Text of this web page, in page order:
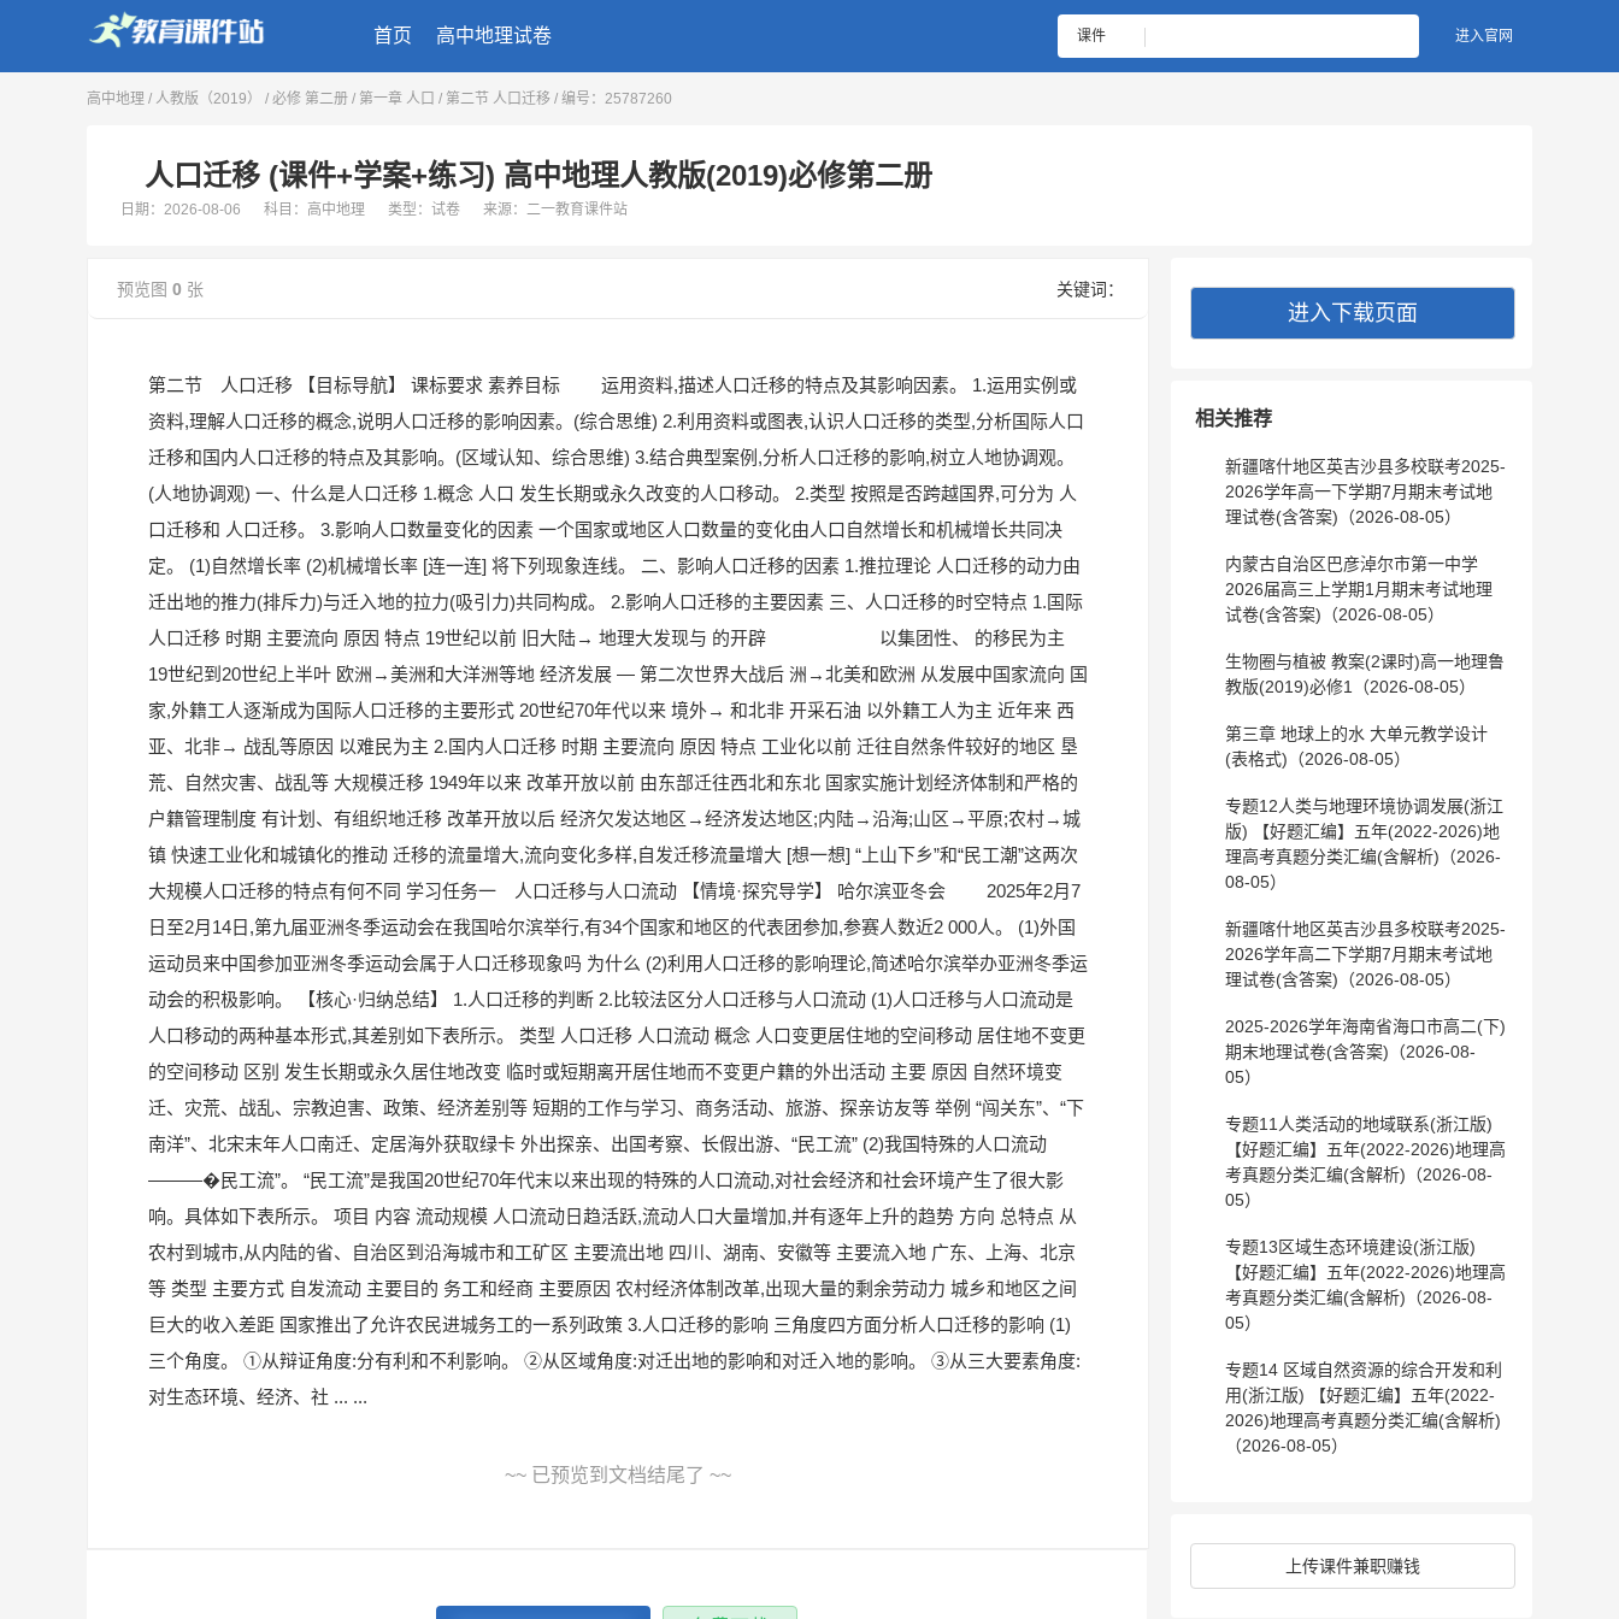
首页 高中地理试卷 进入官网
课件
高中地理 / 人教版（2019） / 必修 第二册 / 第一章 人口 / 第二节 人口迁移 / 编号：25787260
人口迁移 (课件+学案+练习) 高中地理人教版(2019)必修第二册
日期：2026-08-06 科目：高中地理 类型：试卷 来源：二一教育课件站
关键词：
预览图 0 张
第二节 人口迁移 【目标导航】 课标要求 素养目标 运用资料,描述人口迁移的特点及其影响因素。 1.运用实例或
资料,理解人口迁移的概念,说明人口迁移的影响因素。(综合思维) 2.利用资料或图表,认识人口迁移的类型,分析国际人口
迁移和国内人口迁移的特点及其影响。(区域认知、综合思维) 3.结合典型案例,分析人口迁移的影响,树立人地协调观。
(人地协调观) 一、什么是人口迁移 1.概念 人口 发生长期或永久改变的人口移动。 2.类型 按照是否跨越国界,可分为 人
口迁移和 人口迁移。 3.影响人口数量变化的因素 一个国家或地区人口数量的变化由人口自然增长和机械增长共同决
定。 (1)自然增长率 (2)机械增长率 [连一连] 将下列现象连线。 二、影响人口迁移的因素 1.推拉理论 人口迁移的动力由
迁出地的推力(排斥力)与迁入地的拉力(吸引力)共同构成。 2.影响人口迁移的主要因素 三、人口迁移的时空特点 1.国际
人口迁移 时期 主要流向 原因 特点 19世纪以前 旧大陆→ 地理大发现与 的开辟 以集团性、 的移民为主
19世纪到20世纪上半叶 欧洲→美洲和大洋洲等地 经济发展 — 第二次世界大战后 洲→北美和欧洲 从发展中国家流向 国
家,外籍工人逐渐成为国际人口迁移的主要形式 20世纪70年代以来 境外→ 和北非 开采石油 以外籍工人为主 近年来 西
亚、北非→ 战乱等原因 以难民为主 2.国内人口迁移 时期 主要流向 原因 特点 工业化以前 迁往自然条件较好的地区 垦
荒、自然灾害、战乱等 大规模迁移 1949年以来 改革开放以前 由东部迁往西北和东北 国家实施计划经济体制和严格的
户籍管理制度 有计划、有组织地迁移 改革开放以后 经济欠发达地区→经济发达地区;内陆→沿海;山区→平原;农村→城
镇 快速工业化和城镇化的推动 迁移的流量增大,流向变化多样,自发迁移流量增大 [想一想] “上山下乡”和“民工潮”这两次
大规模人口迁移的特点有何不同 学习任务一 人口迁移与人口流动 【情境·探究导学】 哈尔滨亚冬会 2025年2月7
日至2月14日,第九届亚洲冬季运动会在我国哈尔滨举行,有34个国家和地区的代表团参加,参赛人数近2 000人。 (1)外国
运动员来中国参加亚洲冬季运动会属于人口迁移现象吗 为什么 (2)利用人口迁移的影响理论,简述哈尔滨举办亚洲冬季运
动会的积极影响。 【核心·归纳总结】 1.人口迁移的判断 2.比较法区分人口迁移与人口流动 (1)人口迁移与人口流动是
人口移动的两种基本形式,其差别如下表所示。 类型 人口迁移 人口流动 概念 人口变更居住地的空间移动 居住地不变更
的空间移动 区别 发生长期或永久居住地改变 临时或短期离开居住地而不变更户籍的外出活动 主要 原因 自然环境变
迁、灾荒、战乱、宗教迫害、政策、经济差别等 短期的工作与学习、商务活动、旅游、探亲访友等 举例 “闯关东”、“下
南洋”、北宋末年人口南迁、定居海外获取绿卡 外出探亲、出国考察、长假出游、“民工流” (2)我国特殊的人口流动
———�民工流”。 “民工流”是我国20世纪70年代末以来出现的特殊的人口流动,对社会经济和社会环境产生了很大影
响。具体如下表所示。 项目 内容 流动规模 人口流动日趋活跃,流动人口大量增加,并有逐年上升的趋势 方向 总特点 从
农村到城市,从内陆的省、自治区到沿海城市和工矿区 主要流出地 四川、湖南、安徽等 主要流入地 广东、上海、北京
等 类型 主要方式 自发流动 主要目的 务工和经商 主要原因 农村经济体制改革,出现大量的剩余劳动力 城乡和地区之间
巨大的收入差距 国家推出了允许农民进城务工的一系列政策 3.人口迁移的影响 三角度四方面分析人口迁移的影响 (1)
三个角度。 ①从辩证角度:分有利和不利影响。 ②从区域角度:对迁出地的影响和对迁入地的影响。 ③从三大要素角度:
对生态环境、经济、社 ... ...
~~ 已预览到文档结尾了 ~~
进入下载页面
相关推荐
新疆喀什地区英吉沙县多校联考2025-
2026学年高一下学期7月期末考试地
理试卷(含答案)（2026-08-05）
内蒙古自治区巴彦淖尔市第一中学
2026届高三上学期1月期末考试地理
试卷(含答案)（2026-08-05）
生物圈与植被 教案(2课时)高一地理鲁
教版(2019)必修1（2026-08-05）
第三章 地球上的水 大单元教学设计
(表格式)（2026-08-05）
专题12人类与地理环境协调发展(浙江
版) 【好题汇编】五年(2022-2026)地
理高考真题分类汇编(含解析)（2026-
08-05）
新疆喀什地区英吉沙县多校联考2025-
2026学年高二下学期7月期末考试地
理试卷(含答案)（2026-08-05）
2025-2026学年海南省海口市高二(下)
期末地理试卷(含答案)（2026-08-
05）
专题11人类活动的地域联系(浙江版)
【好题汇编】五年(2022-2026)地理高
考真题分类汇编(含解析)（2026-08-
05）
专题13区域生态环境建设(浙江版)
【好题汇编】五年(2022-2026)地理高
考真题分类汇编(含解析)（2026-08-
05）
专题14 区域自然资源的综合开发和利
用(浙江版) 【好题汇编】五年(2022-
2026)地理高考真题分类汇编(含解析)
（2026-08-05）
上传课件兼职赚钱